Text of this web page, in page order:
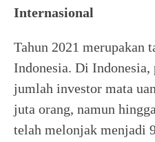
Internasional
Tahun 2021 merupakan
Indonesia. Di Indonesia,
jumlah investor mata
juta orang, namun
telah melonjak menjadi